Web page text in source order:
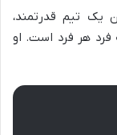
یک تیم قدرتمند،
فرد هر فرد است. او